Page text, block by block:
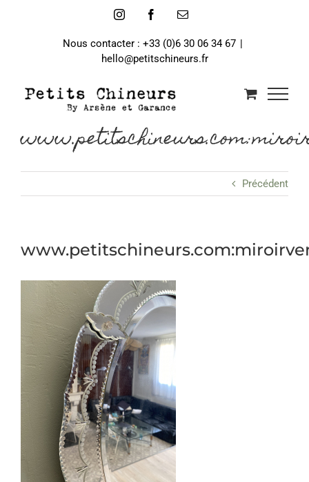
InstagramFacebookEmail
Nous contacter : +33 (0)6 30 06 34 67 |
hello@petitschineurs.fr
Précédent